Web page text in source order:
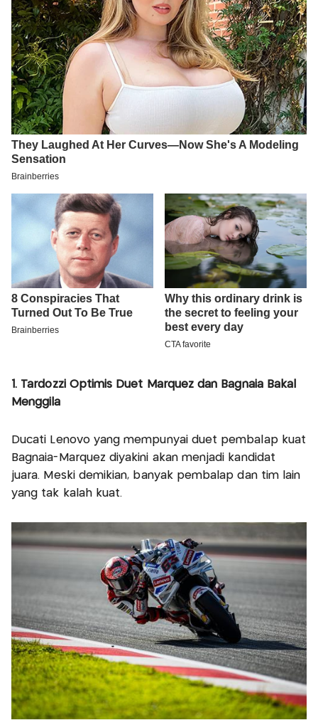
1. Tardozzi Optimis Duet Marquez dan Bagnaia Bakal
Menggila
Ducati Lenovo yang mempunyai duet pembalap kuat
Bagnaia-Marquez diyakini akan menjadi kandidat
juara. Meski demikian, banyak pembalap dan tim lain
yang tak kalah kuat.